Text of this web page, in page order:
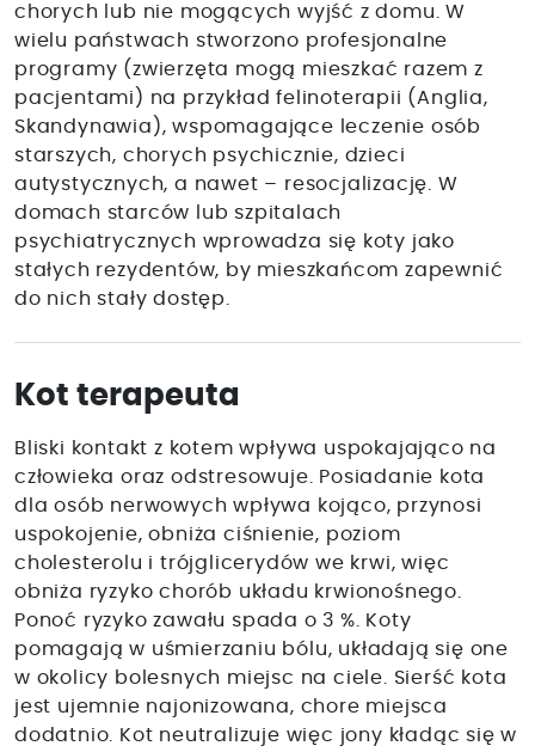
chorych lub nie mogących wyjść z domu. W
wielu państwach stworzono profesjonalne
programy (zwierzęta mogą mieszkać razem z
pacjentami) na przykład felinoterapii (Anglia,
Skandynawia), wspomagające leczenie osób
starszych, chorych psychicznie, dzieci
autystycznych, a nawet – resocjalizację. W
domach starców lub szpitalach
psychiatrycznych wprowadza się koty jako
stałych rezydentów, by mieszkańcom zapewnić
do nich stały dostęp.
Kot terapeuta
Bliski kontakt z kotem wpływa uspokajająco na
człowieka oraz odstresowuje. Posiadanie kota
dla osób nerwowych wpływa kojąco, przynosi
uspokojenie, obniża ciśnienie, poziom
cholesterolu i trójglicerydów we krwi, więc
obniża ryzyko chorób układu krwionośnego.
Ponoć ryzyko zawału spada o 3 %. Koty
pomagają w uśmierzaniu bólu, układają się one
w okolicy bolesnych miejsc na ciele. Sierść kota
jest ujemnie najonizowana, chore miejsca
dodatnio. Kot neutralizuje więc jony kładąc się w